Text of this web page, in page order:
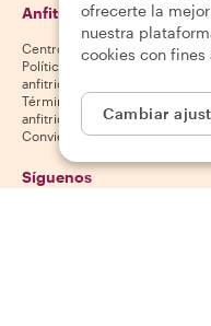
Anfitriones
Centro de ayuda para
Política de cancelación para
anfitriones
Términos y condiciones para
anfitriones
Conviértete en anfitrión
Síguenos
ofrecerte la
nuestra
cookies con
Cambiar